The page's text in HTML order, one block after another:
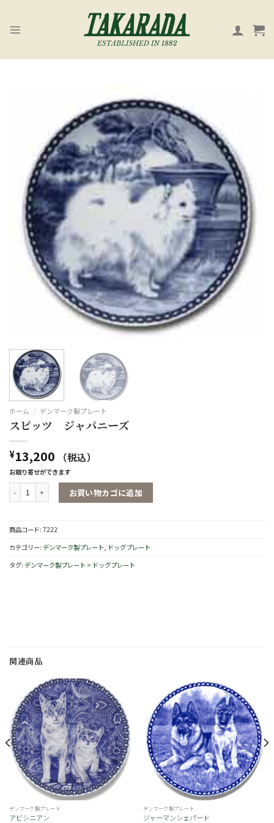
content
ホーム / デンマーク製プレート
スピッツ ジャパニーズ
¥13,200 （税込）
お取り寄せができます
スピッツ ジャパニーズ個お買い物カゴに追加
商品コード: 7222
カテゴリー: デンマーク製プレート, ドッグプレート
タグ: デンマーク製プレート > ドッグプレート
関連商品
お
気
に
入
り
デンマーク製プレート
アビシニアン
お
気
に
入
り
デンマーク製プレート
ジャーマンシェパード